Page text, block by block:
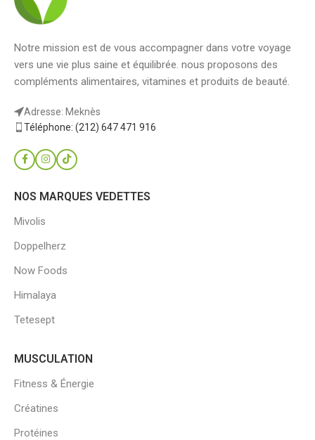
Notre mission est de vous accompagner dans votre voyage
vers une vie plus saine et équilibrée. nous proposons des
compléments alimentaires, vitamines et produits de beauté.
Adresse: Meknès
Téléphone: (212) 647 471 916
NOS MARQUES VEDETTES
Mivolis
Doppelherz
Now Foods
Himalaya
Tetesept
MUSCULATION
Fitness & Énergie
Créatines
Protéines